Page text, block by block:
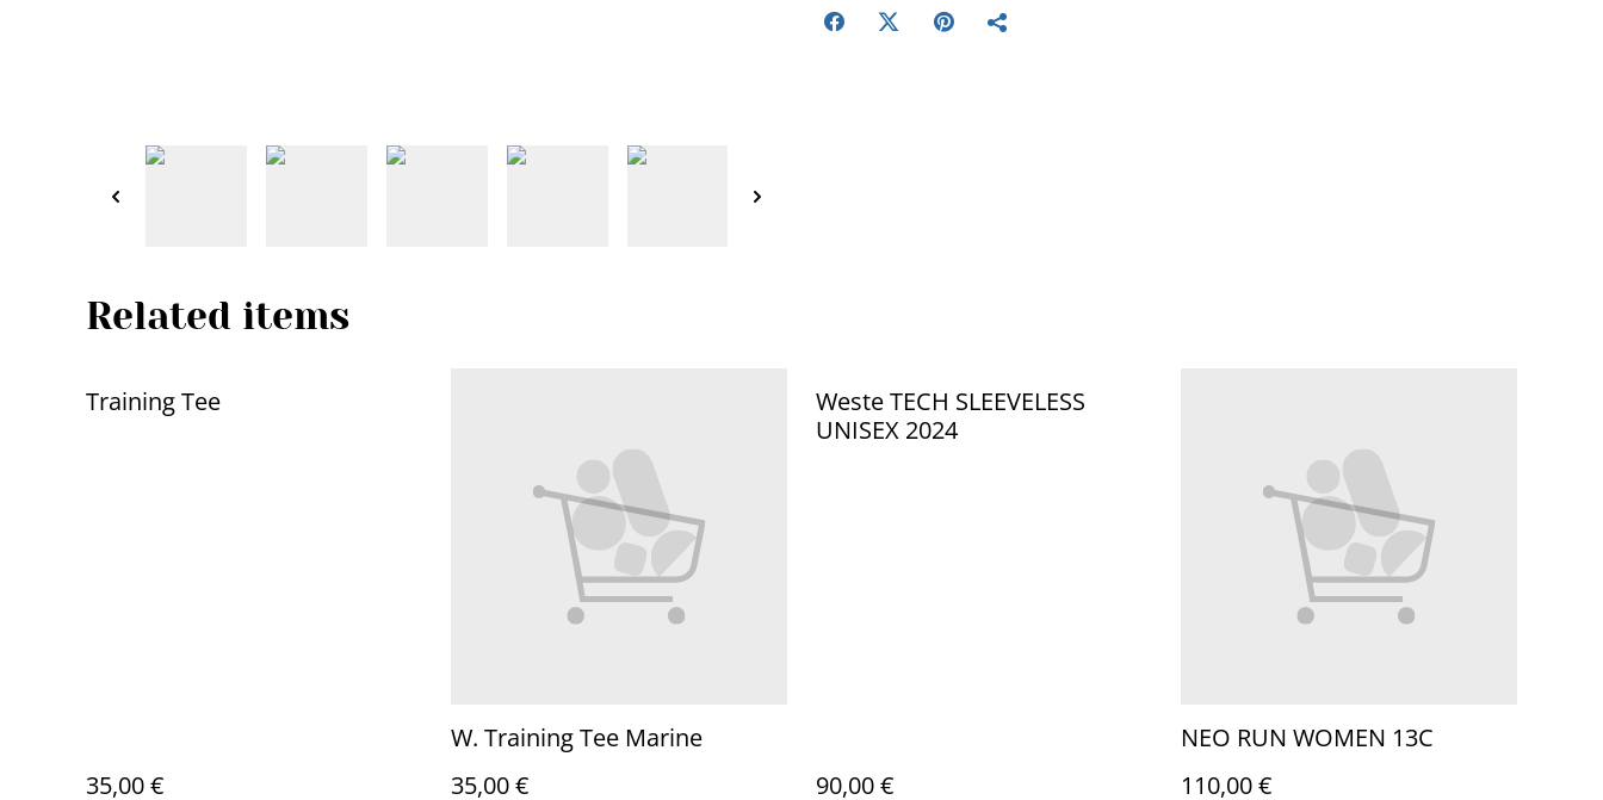
Related items
Training Tee
35,00 €
W. Training Tee Marine
35,00 €
Weste TECH SLEEVELESS
UNISEX 2024
90,00 €
NEO RUN WOMEN 13C
110,00 €